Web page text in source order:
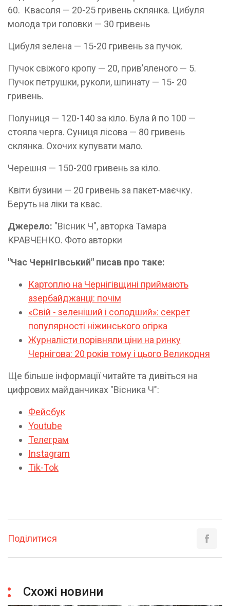
60. Квасоля — 20-25 гривень склянка. Цибуля
молода три головки — 30 гривень
Цибуля зелена — 15-20 гривень за пучок.
Пучок свіжого кропу — 20, прив’яленого — 5.
Пучок петрушки, руколи, шпинату — 15- 20
гривень.
Полуниця — 120-140 за кіло. Була й по 100 —
стояла черга. Суниця лісова — 80 гривень
склянка. Охочих купувати мало.
Черешня — 150-200 гривень за кіло.
Квіти бузини — 20 гривень за пакет-маєчку.
Беруть на ліки та квас.
Джерело: "Вісник Ч", авторка Тамара
КРАВЧЕНКО. Фото авторки
"Час Чернігівський" писав про таке:
Картоплю на Чернігівщині приймають
азербайджанці: почім
«Свій - зеленіший і солодший»: секрет
популярності ніжинського огірка
Журналісти порівняли ціни на ринку
Чернігова: 20 років тому і цього Великодня
Ще більше інформації читайте та дивіться на
цифрових майданчиках "Вісника Ч":
Фейсбук
Youtube
Телеграм
Instagram
Tik-Tok
Поділитися
Схожі новини